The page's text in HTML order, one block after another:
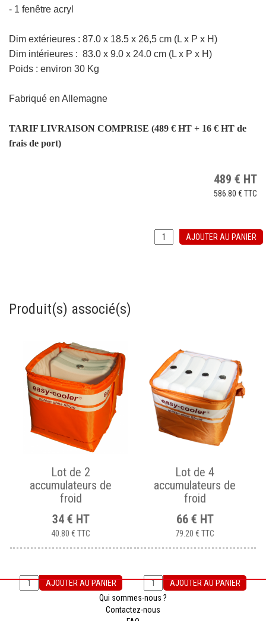
- 1 fenêtre acryl
Dim extérieures : 87.0 x 18.5 x 26,5 cm (L x P x H)
Dim intérieures : 83.0 x 9.0 x 24.0 cm (L x P x H)
Poids : environ 30 Kg
Fabriqué en Allemagne
TARIF LIVRAISON COMPRISE (489 € HT + 16 € HT de
frais de port)
489 € HT
586.80 €TTC
AJOUTER AU PANIER
Produit(s) associé(s)
Lot de 2
accumulateurs de
froid
34€ HT
40.80 €TTC
AJOUTER AU PANIER
Lot de 4
accumulateurs de
froid
66€ HT
79.20 €TTC
AJOUTER AU PANIER
Qui sommes-nous ?
Contactez-nous